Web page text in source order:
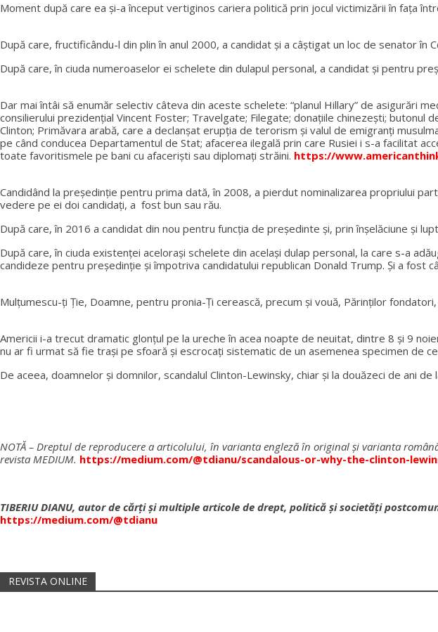
Moment după care ea şi-a început vertiginos cariera politică prin jocul victimizării în fața
După care, fructificându-l din plin în anul 2000, a candidat şi a câştigat un loc de senator în
După care, în ciuda numeroaselor ei schelete din dulapul personal, a candidat şi pentru
Dar mai întâi să enumăr selectiv câteva din aceste schelete: “planul Hillary” de asigurări
consilierului prezidenţial Vincent Foster; Travelgate; Filegate; donațiile chinezești;
Clinton; Primăvara arabă, care a declanşat erupţia de terorism şi valul de emigranţi
pe când conducea Departamentul de Stat; afacerea ilegală prin care Rusiei i s-a facilitat
toate favoritismele pe bani cu afacerişti sau diplomaţi străini. https://
Candidând la preşedinţie pentru prima dată, în 2008, a pierdut nominalizarea propriului
vedere pe ei doi candidaţi, a fost bun sau rău.
După care, în 2016 a candidat din nou pentru funcţia de preşedinte şi, prin înşelăciune şi
După care, în ciuda existenţei acelorași schelete din același dulap personal, la care s-a
candideze pentru preşedinţie şi împotriva candidatului republican Donald Trump. Şi a fost
Mulţumescu-ţi Ţie, Doamne, pentru pronia-Ţi cerească, precum şi vouă, Părinţilor
Americii i-a trecut dramatic glonţul pe la ureche în acea noapte de neuitat, dintre 8 şi 9
nu ar fi urmat să fie traşi pe sfoară și escrocaţi sistematic de un asemenea specimen de
De aceea, doamnelor și domnilor, scandalul Clinton-Lewinsky, chiar şi la douăzeci de ani
NOTĂ – Dreptul de reproducere a articolului, în varianta engleză în original şi varianta
revista MEDIUM. https://medium.com/@tdianu/scandalous-or-why-the-clinton-
TIBERIU DIANU, autor de cărţi şi multiple articole de drept, politică și societăţi
https://medium.com/@tdianu
REVISTA ONLINE